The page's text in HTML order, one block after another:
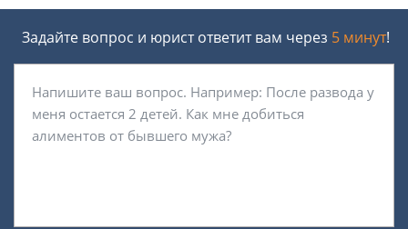
Задайте вопрос и юрист ответит вам через 5 минут!